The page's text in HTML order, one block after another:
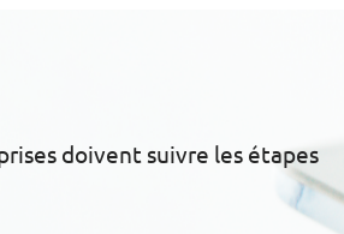
doivent suivre les étapes